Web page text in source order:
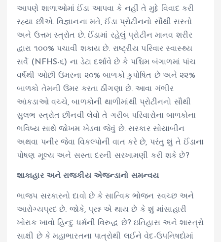
આપણે શાળાઓમાં ઈંડા આપવા કે નહીં તે મુદ્દે વિવાદ કરી
રહ્યા છીએ. વિજ્ઞાનના મતે, ઈંડા પ્રોટીનનો સૌથી સસ્તો
અને ઉત્તમ સ્ત્રોત છે. ઈંડામાં રહેલું પ્રોટીન માનવ શરીર
દ્વારા ૧૦૦% પચાવી શકાય છે. રાષ્ટ્રીય પરિવાર સ્વાસ્થ્ય
સર્વે (NFHS-૬) ના ડેટા દર્શાવે છે કે પશ્ચિમ બંગાળમાં પાંચ
વર્ષથી ઓછી ઉંમરના ૨૦% બાળકો કુપોષિત છે અને ૨૨%
બાળકો તેમની ઉંમર કરતા ઠીંગણા છે. આવા ગંભીર
આંકડાઓ વચ્ચે, બાળકોની થાળીમાંથી પ્રોટીનનો સૌથી
સુલભ સ્ત્રોત છીનવી લેવો તે ગરીબ પરિવારોના બાળકોના
ભવિષ્ય સાથે જોખમ ખેડવા જેવું છે. સરકાર સોયાબીન
અથવા પનીર જેવા વિકલ્પોની વાત કરે છે, પરંતુ શું તે ઈંડાના
પોષણ મૂલ્ય અને સસ્તા દરની સરખામણી કરી શકે છે?
શાકાહાર અને રાજકીય એજન્ડાનો સમન્વય
ભાજપ સરકારનો દાવો છે કે સાત્વિક ભોજન સ્વચ્છ અને
આરોગ્યપ્રદ છે. જોકે, પ્રશ્ન એ થાય છે કે શું માંસાહારી
ખોરાક ખાવો હિન્દુ ધર્મની વિરુદ્ધ છે? ઇતિહાસ અને શાસ્ત્રો
સાક્ષી છે કે મહાભારતના પાત્રોથી લઈને વેદ-ઉપનિષદોમાં